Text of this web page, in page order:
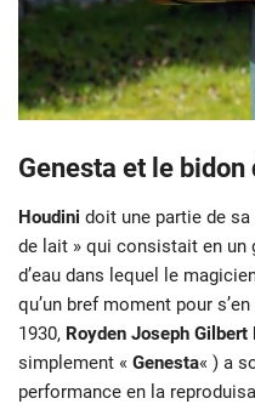
Genesta et le bidon
Houdini doit une partie de
de lait » qui consistait en un
d’eau dans lequel le
qu’un bref moment pour
1930, Royden Joseph
simplement « Genesta« ) a
performance en la